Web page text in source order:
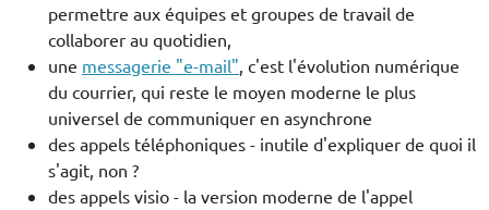
permettre aux équipes et groupes de travail de
collaborer au quotidien,
une messagerie "e-mail", c'est l'évolution numérique
du courrier, qui reste le moyen moderne le plus
universel de communiquer en asynchrone
des appels téléphoniques - inutile d'expliquer de quoi il
s'agit, non ?
des appels visio - la version moderne de l'appel